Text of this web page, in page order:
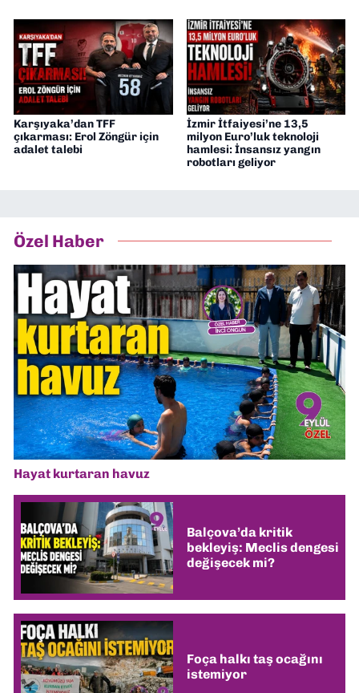
Karşıyaka’dan TFF
çıkarması: Erol Zöngür için
adalet talebi
İzmir İtfaiyesi’ne 13,5
milyon Euro’luk teknoloji
hamlesi: İnsansız yangın
robotları geliyor
Özel Haber
Hayat kurtaran havuz
Balçova’da kritik
bekleyiş: Meclis dengesi
değişecek mi?
Foça halkı taş ocağını
istemiyor